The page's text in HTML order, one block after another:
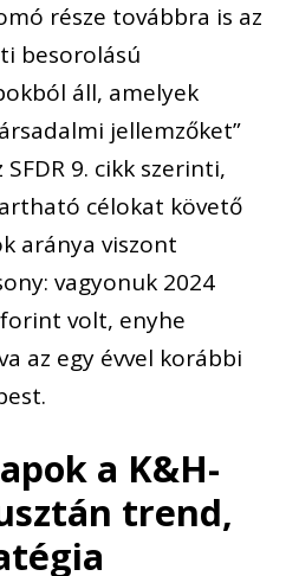
része továbbra is az
besorolású
áll, amelyek
jellemzőket”
9. cikk szerinti,
célokat követő
aránya viszont
vagyonuk 2024
volt, enyhe
az egy évvel korábbi
a K&H-
trend,